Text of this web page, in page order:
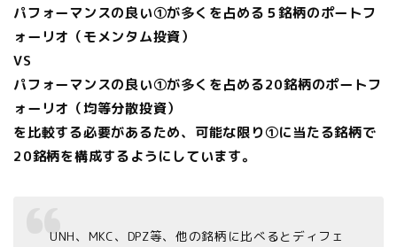
パフォーマンスの良い①が多くを占める５銘柄のポートフ
ォーリオ（モメンタム投資）
VS
パフォーマンスの良い①が多くを占める20銘柄のポートフ
ォーリオ（均等分散投資）
を比較する必要があるため、可能な限り①に当たる銘柄で
20銘柄を構成するようにしています。
UNH、MKC、DPZ等、他の銘柄に比べるとディフェ